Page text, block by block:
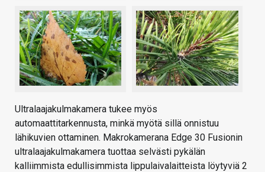
Ultralaajakulmakamera tukee myös
automaattitarkennusta, minkä myötä sillä onnistuu
lähikuvien ottaminen. Makrokamerana Edge 30 Fusionin
ultralaajakulmakamera tuottaa selvästi pykälän
kalliimmista edullisimmista lippulaivalaitteista löytyviä 2